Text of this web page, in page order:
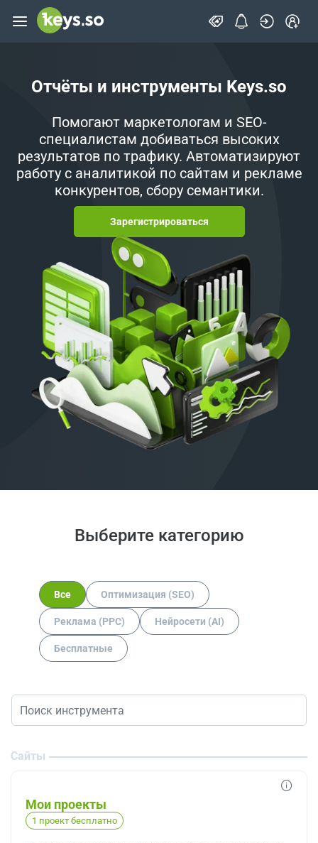
Отчёты и инструменты Keys.so
Помогают маркетологам и SEO-
специалистам добиваться высоких
результатов по трафику. Автоматизируют
работу с аналитикой по сайтам и рекламе
конкурентов, сбору семантики.
Зарегистрироваться
Выберите категорию
Все Оптимизация (SEO)
Реклама (PPC) Нейросети (AI)
Бесплатные
Сайты
Мои проекты
1 проект бесплатно